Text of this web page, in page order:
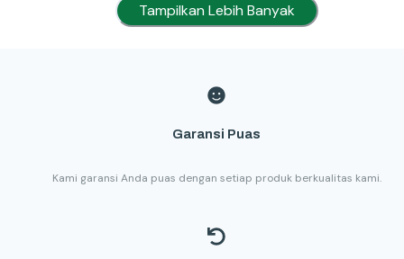
Tampilkan Lebih Banyak
Garansi Puas
Kami garansi Anda puas dengan setiap produk berkualitas kami.